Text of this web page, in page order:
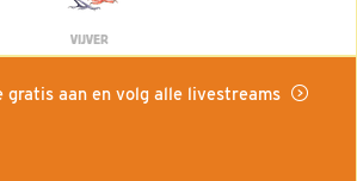
VIJVER
gratis aan en volg alle livestreams